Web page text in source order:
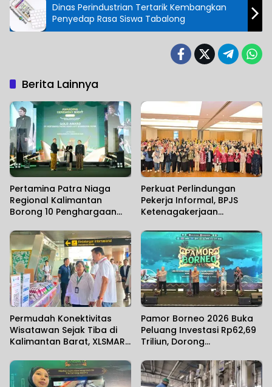
Dinas Perindustrian Tertarik Kembangkan
Penyedap Rasa Siswa Tabalong
Berita Lainnya
Pertamina Patra Niaga
Regional Kalimantan
Borong 10 Penghargaan
Perkuat Perlindungan
Pekerja Informal, BPJS
Ketenagakerjaan
Sosialisasi Bersama
Anggota Komisi IX DPR RI
Permudah Konektivitas
Wisatawan Sejak Tiba di
Kalimantan Barat, XLSMART
SIM Card di Bandara
Supadio
Pamor Borneo 2026 Buka
Peluang Investasi Rp62,69
Triliun, Dorong
Kalimantan